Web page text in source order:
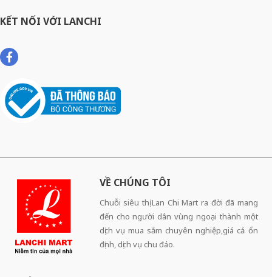
KẾT NỐI VỚI LANCHI
VỀ CHÚNG TÔI
Chuỗi siêu thị Lan Chi Mart ra đời đã mang
đến cho người dân vùng ngoại thành một
dịch vụ mua sắm chuyên nghiệp,giá cả ổn
định, dịch vụ chu đáo.